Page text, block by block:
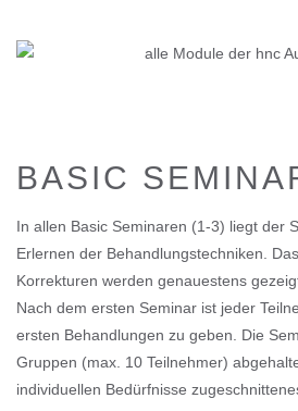
BASIC
In allen Basic Seminaren (1-3) liegt der
Erlernen der Behandlungstechniken.
Korrekturen werden genauestens
Nach dem ersten Seminar ist jeder
ersten Behandlungen zu geben. Die
Gruppen (max. 10 Teilnehmer)
individuellen Bedürfnisse